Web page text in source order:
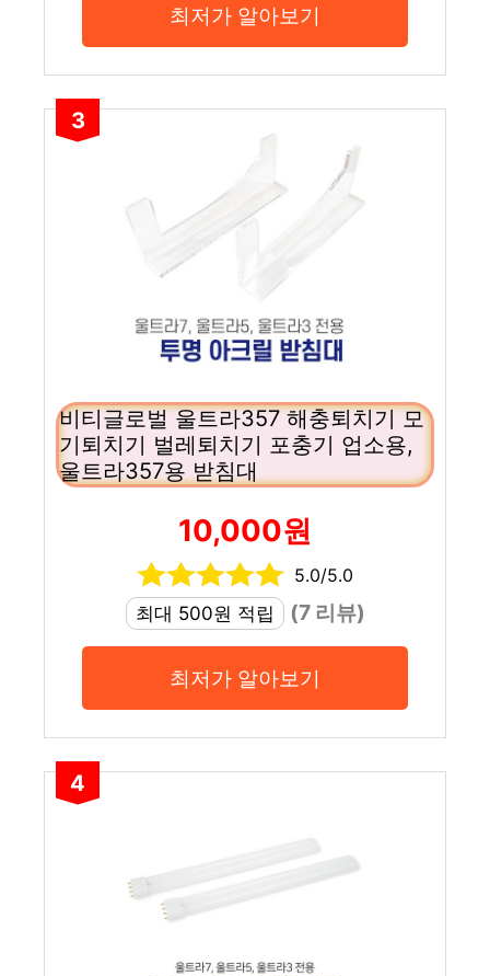
최저가 알아보기
3
비티글로벌 울트라357 해충퇴치기 모
기퇴치기 벌레퇴치기 포충기 업소용,
울트라357용 받침대
10,000원
5.0/5.0
최대 500원 적립
(7 리뷰)
최저가 알아보기
4